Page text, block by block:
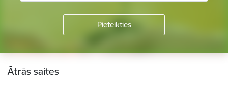
Kājene
Ātrās saites